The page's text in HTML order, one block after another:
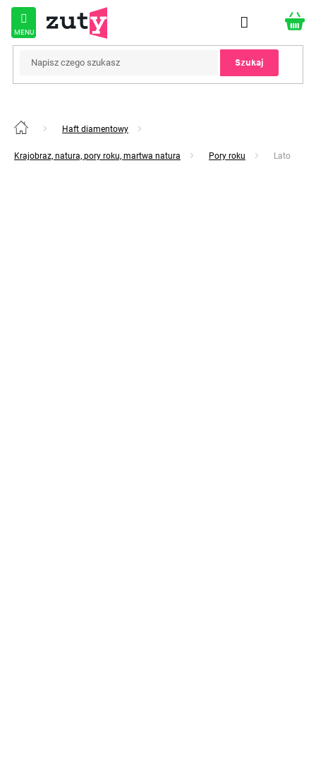
Przejść
treści
Szukaj
Home Haft diamentowy
Krajobraz, natura, pory roku, martwa natura Pory roku Lato